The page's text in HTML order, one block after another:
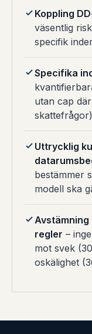
Koppling
väsentlig
specifik
Specifika
utan cap
Uttrycklig
bestämmer
modell ska
regler –
mot svek
oskälighet